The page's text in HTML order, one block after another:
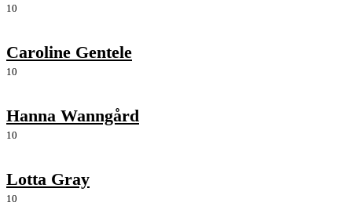
10
Caroline Gentele
10
Hanna Wanngård
10
Lotta Gray
10